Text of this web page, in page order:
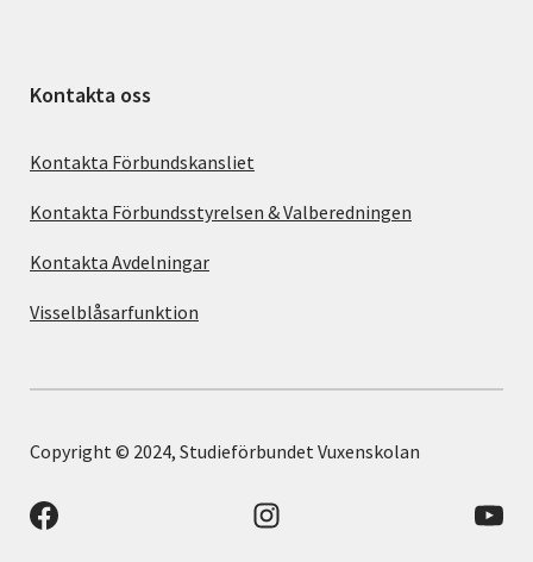
Kontakta oss
Kontakta Förbundskansliet
Kontakta Förbundsstyrelsen & Valberedningen
Kontakta Avdelningar
Visselblåsarfunktion
Copyright © 2024, Studieförbundet Vuxenskolan